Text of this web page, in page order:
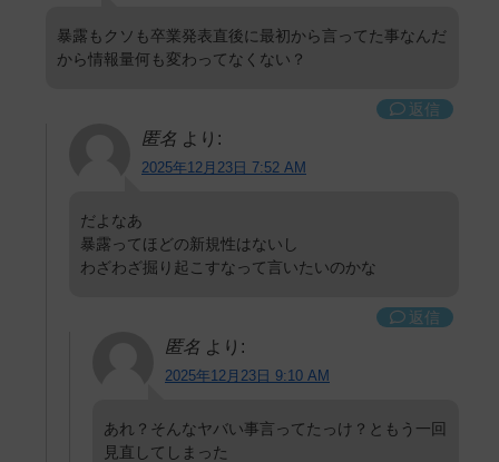
暴露もクソも卒業発表直後に最初から言ってた事なんだ
から情報量何も変わってなくない？
返信
匿名 より:
2025年12月23日 7:52 AM
だよなあ
暴露ってほどの新規性はないし
わざわざ掘り起こすなって言いたいのかな
返信
匿名 より:
2025年12月23日 9:10 AM
あれ？そんなヤバい事言ってたっけ？ともう一回
見直してしまった